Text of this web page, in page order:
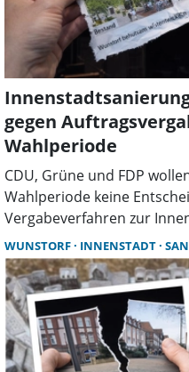
gegen
Wahlperiode
CDU, Grüne und FDP
Wahlperiode keine
Vergabeverfahren zur
SPD kritisiert diese Haltung
Stadtverwaltung lässt den
aber darauf hin, dass man
agieren wolle.
WUNSTORF INNENSTADT